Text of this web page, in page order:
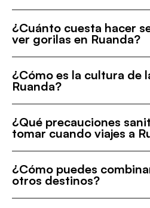
¿Cuánto cuesta hacer
ver gorilas en Ruanda?
¿Cómo es la cultura de
Ruanda?
¿Qué precauciones
tomar cuando viajes a
¿Cómo puedes
otros destinos?